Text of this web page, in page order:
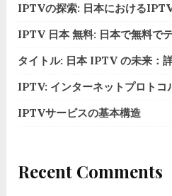
IPTVの探索: 日本における
IPTV 日本 無料: 日本で無料で
タイトル: 日本 IPTV の未来：
IPTV: インターネットプロトコ
IPTVサービスの基本構造
Recent Comments